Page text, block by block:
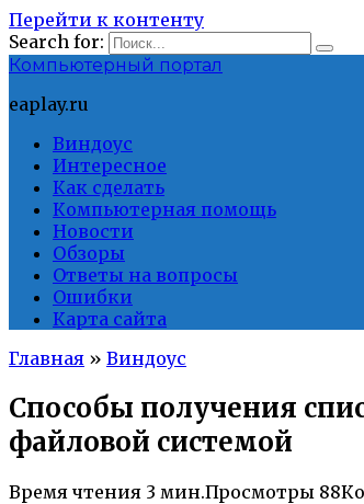
Перейти к контенту
Search for:
Компьютерный портал
eaplay.ru
Виндоус
Интересное
Как сделать
Компьютерная помощь
Новости
Обзоры
Ответы на вопросы
Ошибки
Карта сайта
Главная » Виндоус
Способы получения
файловой системой
Время чтения 3 мин.Просмотры 88